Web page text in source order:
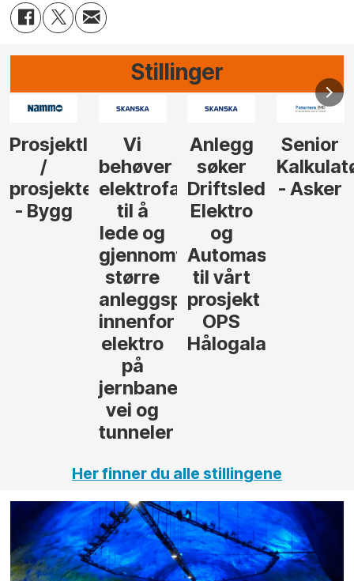
Stillinger
Vi
behøver
elektrofagfolk
til å
gjennomføre
anleggsprosjekter
Anlegg
søker
Driftsleder
Elektro
og
Automasjon
til vårt
prosjekt
OPS
Hålogalandsvegen
Senior
Kalkulatør
- Asker
Senior
Anlegg
Her finner du alle stillingene